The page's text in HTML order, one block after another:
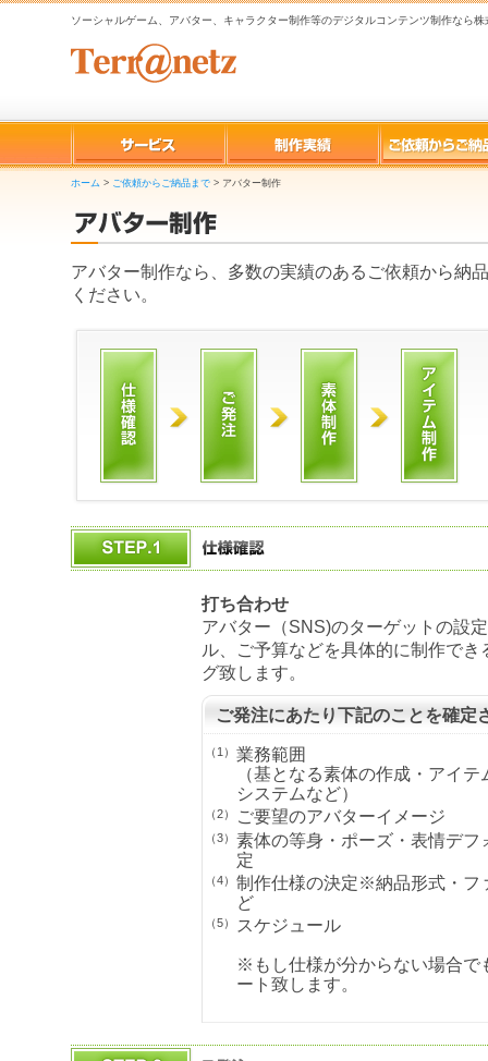
ソーシャルゲーム、アバター、キャラクター制作等のデジタルコンテンツ制作なら
ホーム > ご依頼からご納品まで > アバター制作
アバター制作なら、多数の実績のあるご依頼から納
ください。
打ち合わせ
アバター（SNS)のターゲットの設
ル、ご予算などを具体的に制作で
グ致します。
ご発注にあたり下記のことを確定
（1） 業務範囲
（基となる素体の作成・アイ
システムなど）
（2） ご要望のアバターイメージ
（3） 素体の等身・ポーズ・表情デフ
定
（4） 制作仕様の決定※納品形式・フ
ど
（5） スケジュール
※もし仕様が分からない場合で
ート致します。